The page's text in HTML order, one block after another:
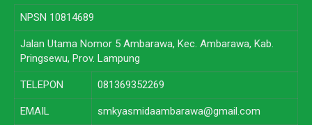
NPSN 10814689
Jalan Utama Nomor 5 Ambarawa, Kec. Ambarawa, Kab.
Pringsewu, Prov. Lampung
TELEPON 081369352269
EMAIL smkyasmidaambarawa@gmail.com